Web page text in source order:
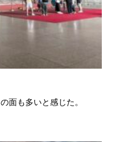
面も多いと感じた。